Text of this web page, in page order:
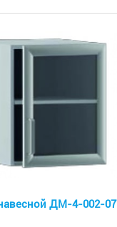
ДМ-4-002-07